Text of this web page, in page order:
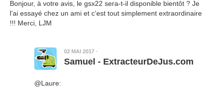
Bonjour, à votre avis, le gsx22 sera-t-il disponible bientôt ? Je
l’ai essayé chez un ami et c’est tout simplement extraordinaire
!!! Merci, LJM
02 MAI 2017 ·
Samuel - ExtracteurDeJus.com
@Laure: